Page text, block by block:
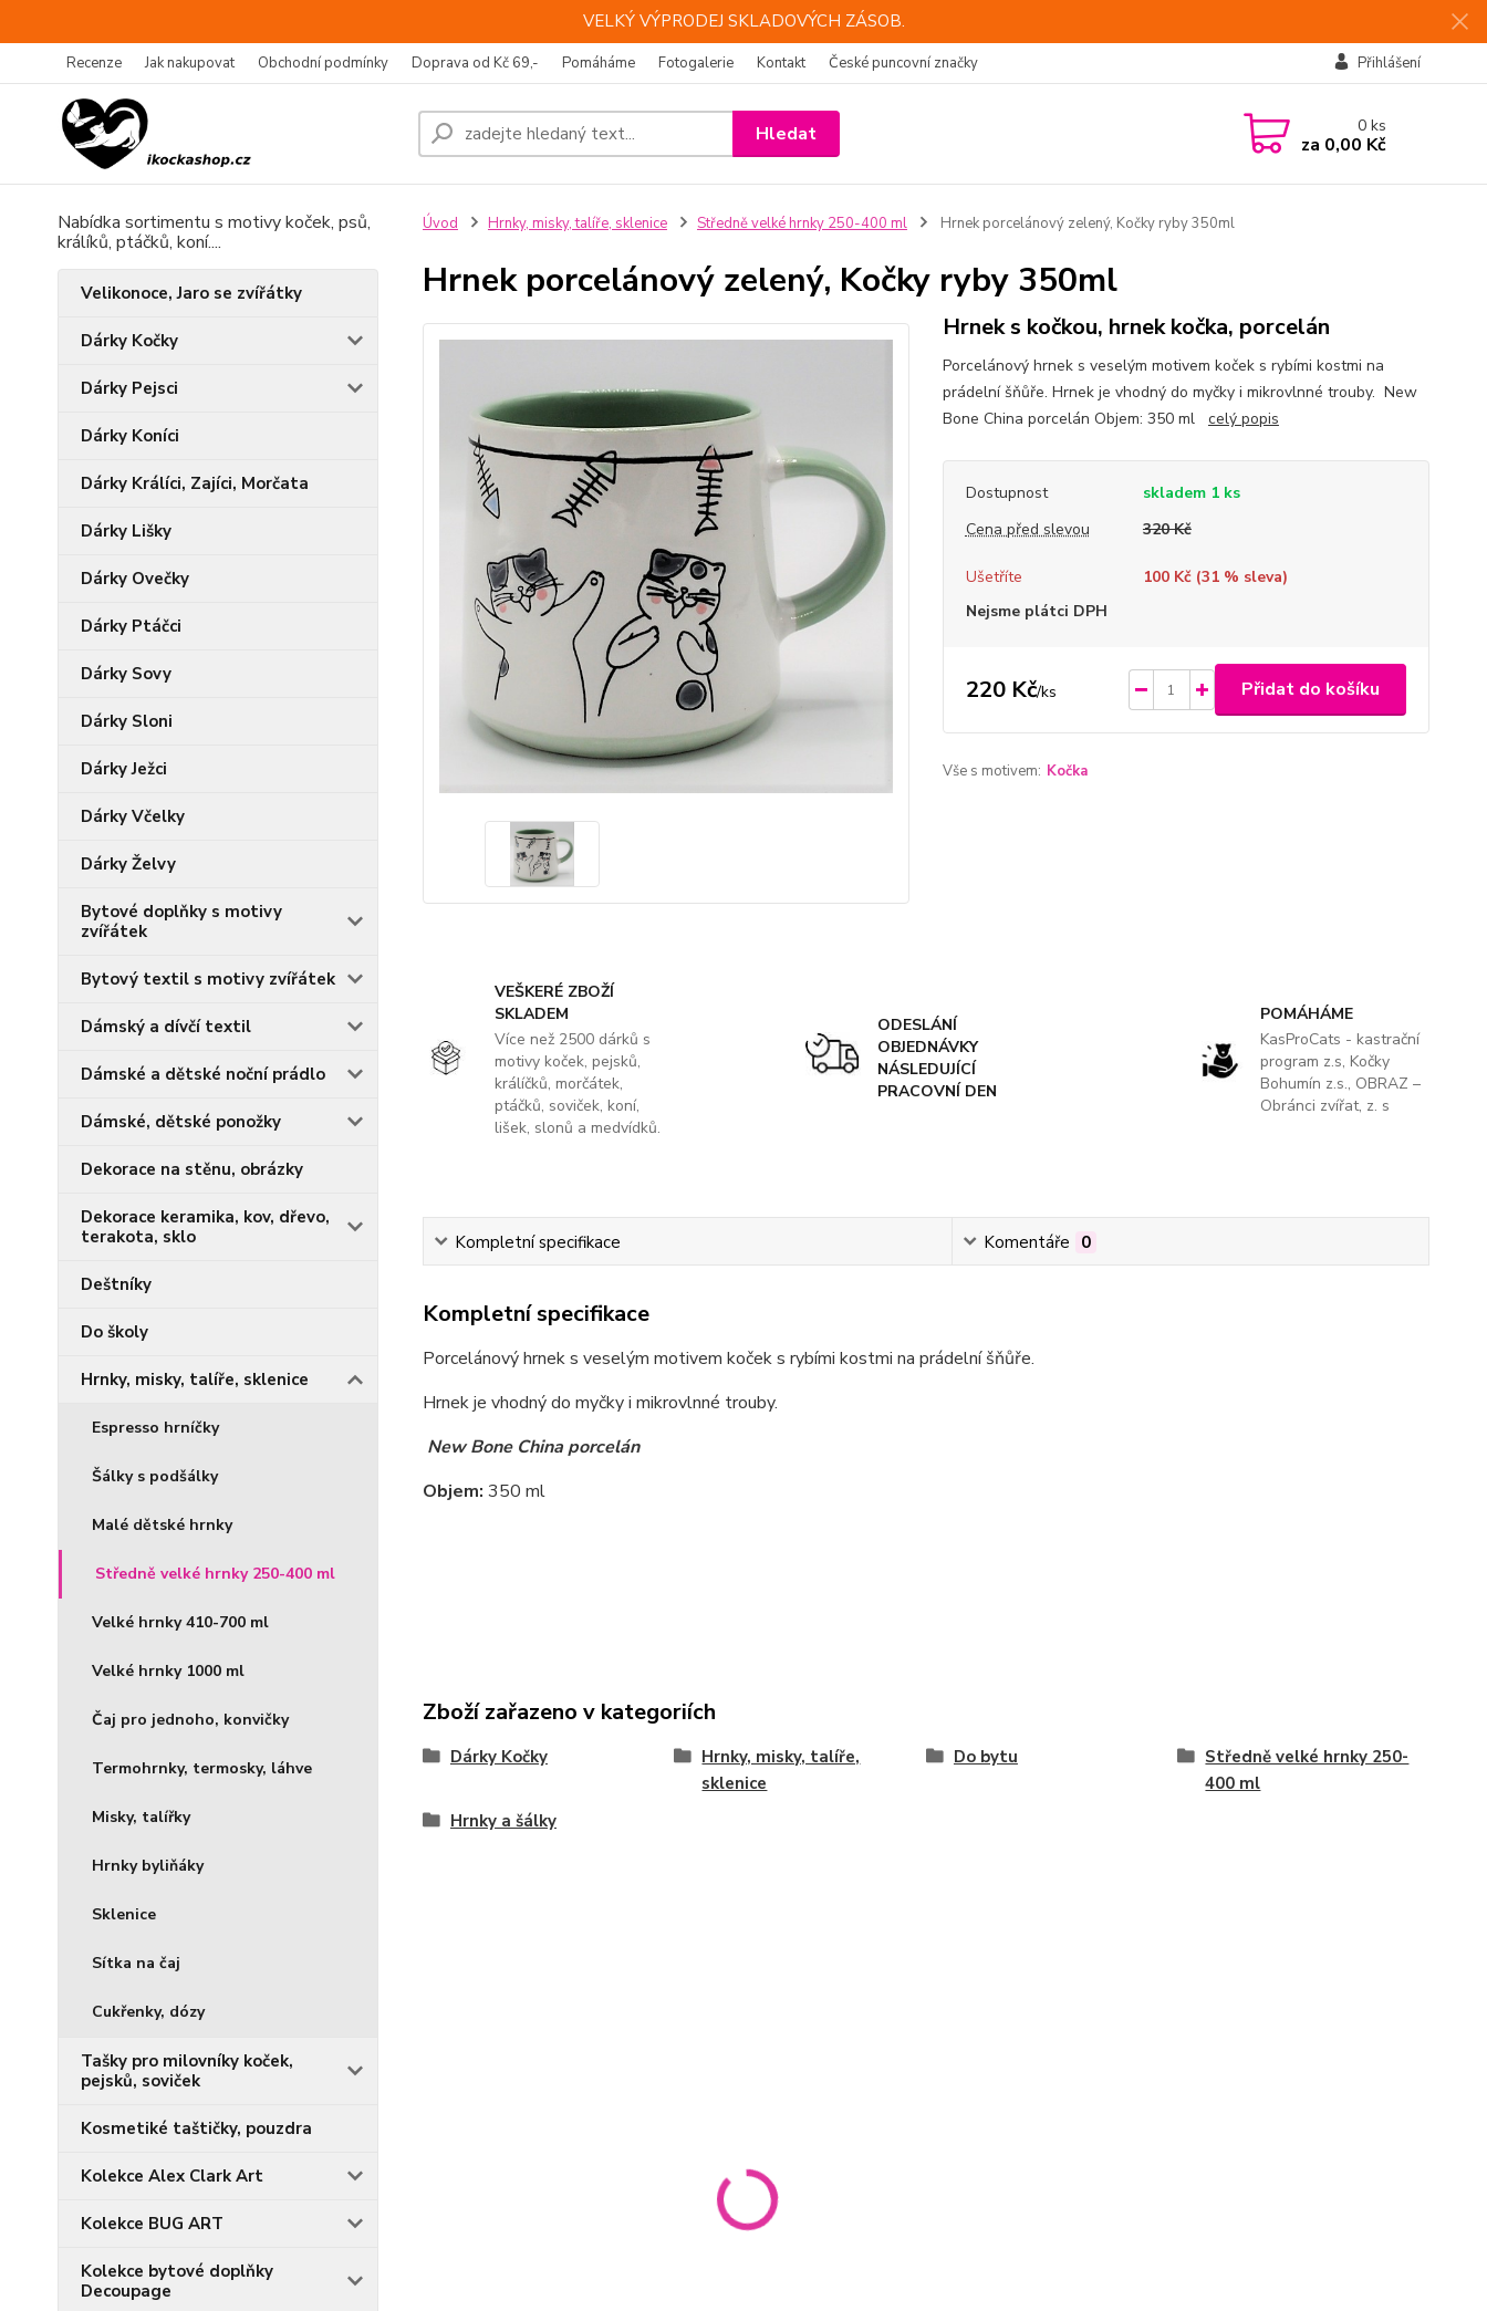
VELKÝ VÝPRODEJ SKLADOVÝCH ZÁSOB.
Recenze Jak nakupovat Obchodní podmínky Doprava od Kč 69,- Pomáháme Fotogalerie Kontakt České puncovní značky Přihlášení
Hledat 0ks
za 0,00 Kč
Nabídka sortimentu s motivy koček, psů,
králíků, ptáčků, koní....
Velikonoce, Jaro se zvířátky
Dárky Kočky
Dárky Pejsci
Dárky Koníci
Dárky Králíci, Zajíci, Morčata
Dárky Lišky
Dárky Ovečky
Dárky Ptáčci
Dárky Sovy
Dárky Sloni
Dárky Ježci
Dárky Včelky
Dárky Želvy
Bytové doplňky s motivy
zvířátek
Bytový textil s motivy zvířátek
Dámský a dívčí textil
Dámské a dětské noční prádlo
Dámské, dětské ponožky
Dekorace na stěnu, obrázky
Dekorace keramika, kov, dřevo,
terakota, sklo
Deštníky
Do školy
Hrnky, misky, talíře, sklenice
Espresso hrníčky
Šálky s podšálky
Malé dětské hrnky
Středně velké hrnky 250-400 ml
Velké hrnky 410-700 ml
Velké hrnky 1000 ml
Čaj pro jednoho, konvičky
Termohrnky, termosky, láhve
Misky, talířky
Hrnky byliňáky
Sklenice
Sítka na čaj
Cukřenky, dózy
Tašky pro milovníky koček,
pejsků, soviček
Kosmetiké taštičky, pouzdra
Kolekce Alex Clark Art
Kolekce BUG ART
Kolekce bytové doplňky
Decoupage
Úvod Hrnky, misky, talíře, sklenice Středně velké hrnky 250-400 ml Hrnek porcelánový zelený, Kočky ryby 350ml
Hrnek porcelánový zelený, Kočky ryby 350ml
Hrnek s kočkou, hrnek kočka, porcelán
Porcelánový hrnek s veselým motivem koček s rybími kostmi na
prádelní šňůře. Hrnek je vhodný do myčky i mikrovlnné trouby. New
Bone China porcelán Objem: 350 ml celý popis
Dostupnost
skladem 1 ks
Cena před slevou
320 Kč
Ušetříte 100 Kč (31% sleva)
Nejsme plátci DPH
220 Kč/ks Přidat do košíku
Vše s motivem: Kočka
VEŠKERÉ ZBOŽÍ
SKLADEM
Více než 2500 dárků s
motivy koček, pejsků,
králíčků, morčátek,
ptáčků, soviček, koní,
lišek, slonů a medvídků.
ODESLÁNÍ
OBJEDNÁVKY
NÁSLEDUJÍCÍ
PRACOVNÍ DEN
POMÁHÁME
KasProCats - kastrační
program z.s, Kočky
Bohumín z.s., OBRAZ –
Obránci zvířat, z. s
Kompletní specifikace Komentáře 0
Kompletní specifikace
Porcelánový hrnek s veselým motivem koček s rybími kostmi na prádelní šňůře.
Hrnek je vhodný do myčky i mikrovlnné trouby.
New Bone China porcelán
Objem: 350 ml
Zboží zařazeno v kategoriích
Dárky Kočky
Hrnky, misky, talíře,
sklenice
Do bytu
Středně velké hrnky 250-
400 ml
Hrnky a šálky